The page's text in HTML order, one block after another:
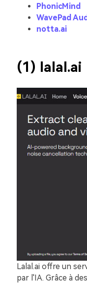
PhonicMind
WavePad
notta.ai
(1) lalal.ai
Lalal.ai offre un
par l'IA. Grâce à